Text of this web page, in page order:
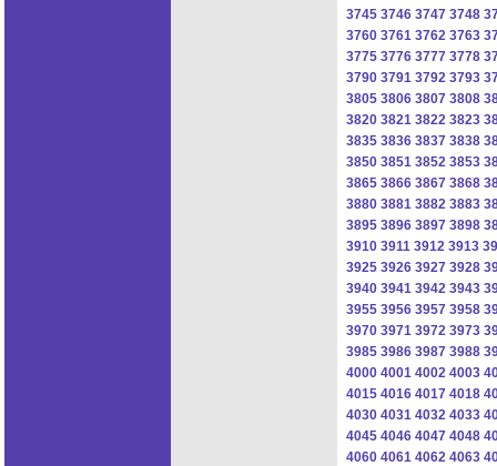
3745 3746 3747 3748
3760 3761 3762 3763
3775 3776 3777 3778
3790 3791 3792 3793
3805 3806 3807 3808
3820 3821 3822 3823
3835 3836 3837 3838
3850 3851 3852 3853
3865 3866 3867 3868
3880 3881 3882 3883
3895 3896 3897 3898
3910 3911 3912 3913
3925 3926 3927 3928
3940 3941 3942 3943
3955 3956 3957 3958
3970 3971 3972 3973
3985 3986 3987 3988
4000 4001 4002 4003
4015 4016 4017 4018
4030 4031 4032 4033
4045 4046 4047 4048
4060 4061 4062 4063